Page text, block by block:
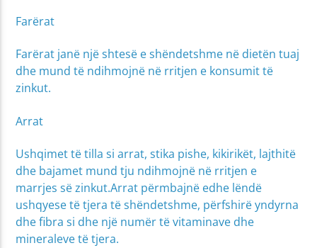
Farërat
Farërat janë një shtesë e shëndetshme në dietën tuaj
dhe mund të ndihmojnë në rritjen e konsumit të
zinkut.
Arrat
Ushqimet të tilla si arrat, stika pishe, kikirikët, lajthitë
dhe bajamet mund tju ndihmojnë në rritjen e
marrjes së zinkut.Arrat përmbajnë edhe lëndë
ushqyese të tjera të shëndetshme, përfshirë yndyrna
dhe fibra si dhe një numër të vitaminave dhe
mineraleve të tjera.